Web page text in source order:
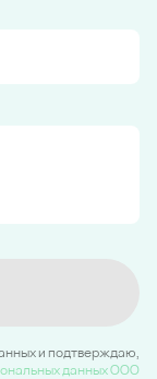
и подтверждаю,
данных ООО